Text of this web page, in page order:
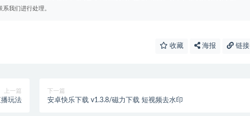
我们进行处理。
收藏 海报 链接
上一篇
玩法
下一篇
安卓快乐下载 v1.3.8/磁力下载 短视频去水印